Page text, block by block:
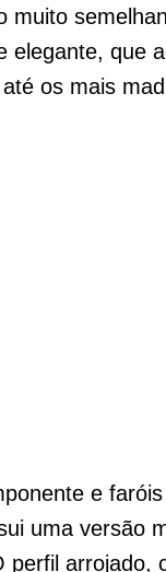
muito
que
os mais
e
uma versão
arrojado,